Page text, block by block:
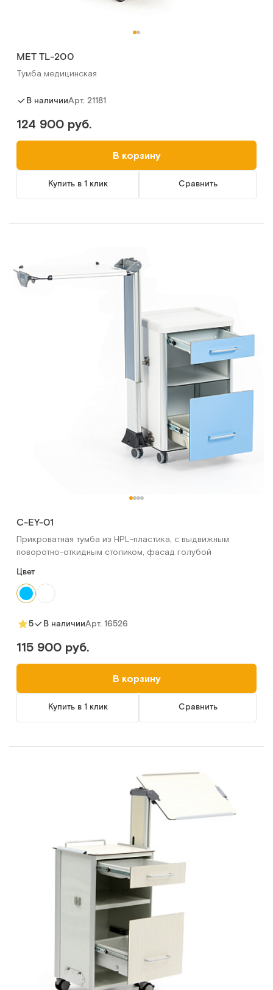
MET TL-200
Тумба медицинская
В наличииАрт. 21181
124 900 руб.
В корзину
Купить в 1 клик Сравнить
C-EY-01
Прикроватная тумба из HPL-пластика, с выдвижным
поворотно-откидным столиком, фасад голубой
Цвет
5 В наличииАрт. 16526
115 900 руб.
В корзину
Купить в 1 клик Сравнить